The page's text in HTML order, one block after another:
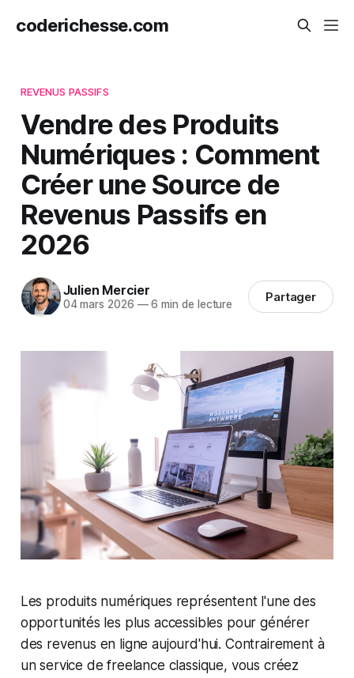
coderichesse.com
REVENUS PASSIFS
Vendre des Produits
Numériques : Comment
Créer une Source de
Revenus Passifs en
2026
Julien Mercier
04 mars 2026 —6 min de lecture Partager
Les produits numériques représentent l'une des
opportunités les plus accessibles pour générer
des revenus en ligne aujourd'hui. Contrairement à
un service de freelance classique, vous créez